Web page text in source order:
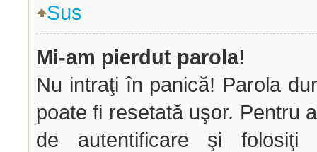
Sus
Mi-am pierdut parola!
Nu intraţi în panică! Parola
poate fi resetată uşor. Pentru
de autentificare şi